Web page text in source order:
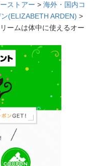
ストアー > 海外・国内コ
(ELIZABETH ARDEN) >
ームは体中に使えるオー